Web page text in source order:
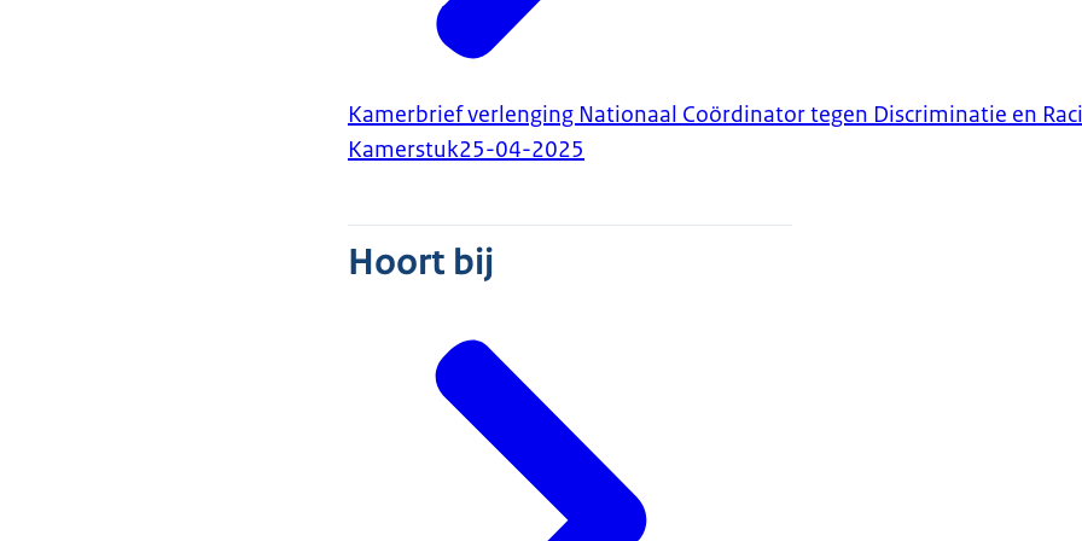
Kamerbrief verlenging Nationaal Coördinator tegen Discriminatie en
Kamerstuk25-04-2025
Hoort bij